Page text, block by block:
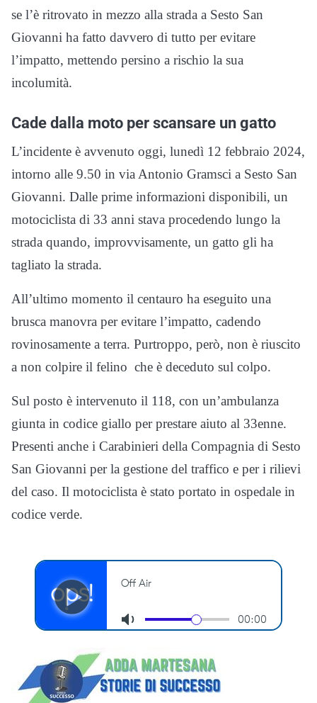
se l’è ritrovato in mezzo alla strada a Sesto San
Giovanni ha fatto davvero di tutto per evitare
l’impatto, mettendo persino a rischio la sua
incolumità.
Cade dalla moto per scansare un gatto
L’incidente è avvenuto oggi, lunedì 12 febbraio 2024,
intorno alle 9.50 in via Antonio Gramsci a Sesto San
Giovanni. Dalle prime informazioni disponibili, un
motociclista di 33 anni stava procedendo lungo la
strada quando, improvvisamente, un gatto gli ha
tagliato la strada.
All’ultimo momento il centauro ha eseguito una
brusca manovra per evitare l’impatto, cadendo
rovinosamente a terra. Purtroppo, però, non è riuscito
a non colpire il felino che è deceduto sul colpo.
Sul posto è intervenuto il 118, con un’ambulanza
giunta in codice giallo per prestare aiuto al 33enne.
Presenti anche i Carabinieri della Compagnia di Sesto
San Giovanni per la gestione del traffico e per i rilievi
del caso. Il motociclista è stato portato in ospedale in
codice verde.